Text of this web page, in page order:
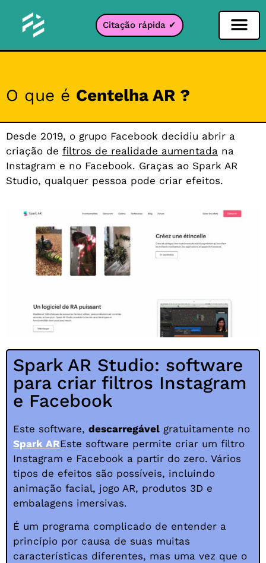
Citação rápida ✔
O que é Centelha AR ?
Desde 2019, o grupo Facebook decidiu abrir a
criação de filtros de realidade aumentada na
Instagram e no Facebook. Graças ao Spark AR
Studio, qualquer pessoa pode criar efeitos.
Spark AR Studio: software
para criar filtros Instagram
e Facebook
Este software, descarregável gratuitamente no
Spark AREste software permite criar um filtro
Instagram e Facebook a partir do zero. Vários
tipos de efeitos são possíveis, incluindo
animação facial, jogo AR, produtos 3D e
embalagens imersivas.
É um programa complicado de entender a
princípio por causa de suas muitas
características diferentes, mas uma vez que o